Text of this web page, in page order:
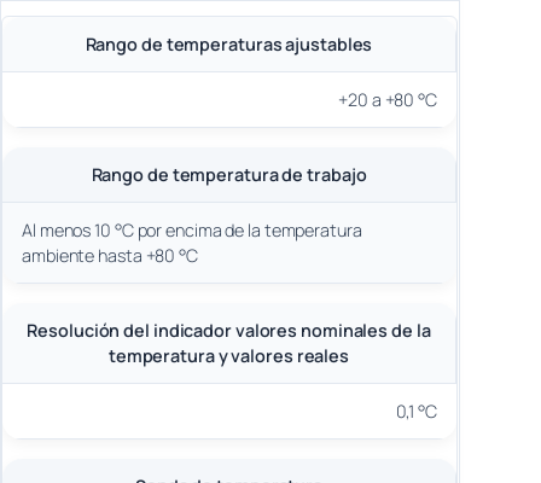
Rango de temperaturas ajustables
+20 a +80 °C
Rango de temperatura de trabajo
Al menos 10 °C por encima de la temperatura
ambiente hasta +80 °C
Resolución del indicador valores nominales de la
temperatura y valores reales
0,1 °C